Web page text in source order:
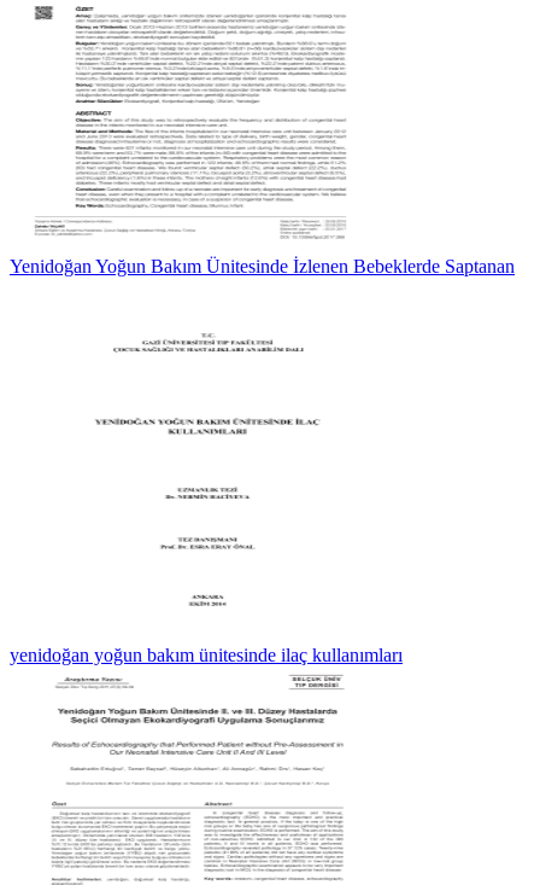
Yenidoğan Yoğun Bakım Ünitesinde İzlenen Bebeklerde Saptanan
yenidoğan yoğun bakım ünitesinde ilaç kullanımları